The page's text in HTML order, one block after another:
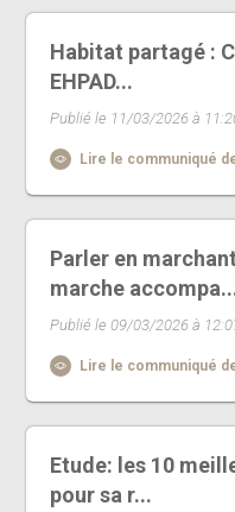
Habitat partagé :
EHPAD...
Publié le 11/03/2026 à
Lire le communiqué
Parler en
marche
Publié le 09/03/2026 à
Lire le communiqué
Etude: les 10
pour sa r...